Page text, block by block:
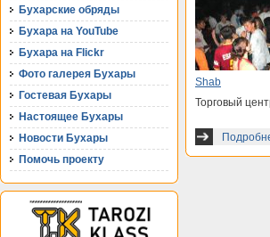
Бухарские обряды
Бухара на YouTube
Бухара на Flickr
Фото галерея Бухары
Гостевая Бухары
Настоящее Бухары
Новости Бухары
Помочь проекту
Shab
Торговый